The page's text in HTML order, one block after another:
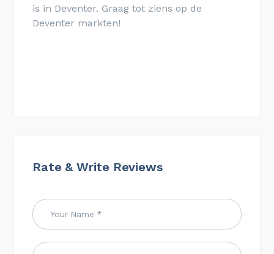
is in Deventer. Graag tot ziens op de
Deventer markten!
Rate & Write Reviews